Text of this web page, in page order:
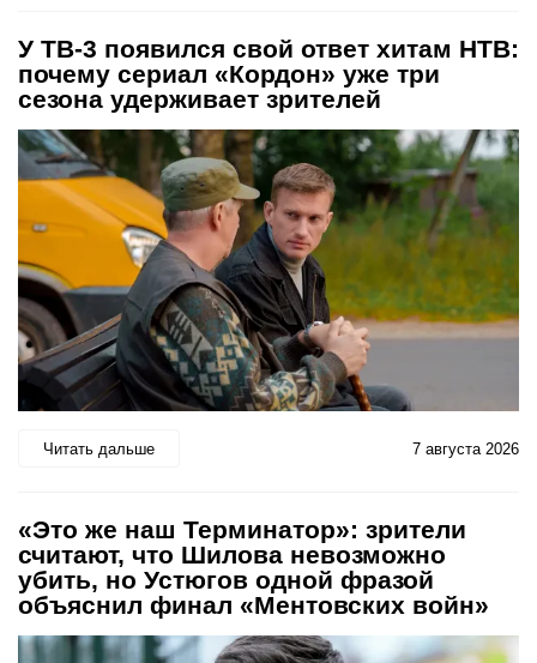
У ТВ-3 появился свой ответ хитам НТВ:
почему сериал «Кордон» уже три
сезона удерживает зрителей
Читать дальше 7 августа 2026
«Это же наш Терминатор»: зрители
считают, что Шилова невозможно
убить, но Устюгов одной фразой
объяснил финал «Ментовских войн»